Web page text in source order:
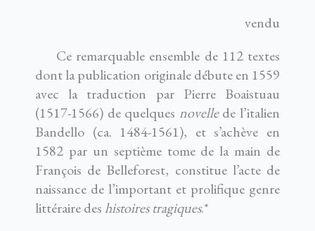
vendu
Ce remarquable ensemble de 112 textes
dont la publication originale débute en 1559
avec la traduction par Pierre Boaistuau
(1517-1566) de quelques novellede l’italien
Bandello (ca. 1484-1561), et s’achève en
1582 par un septième tome de la main de
François de Belleforest, constitue l’acte de
naissance de l’important et prolifique genre
littéraire deshistoires tragiques.*